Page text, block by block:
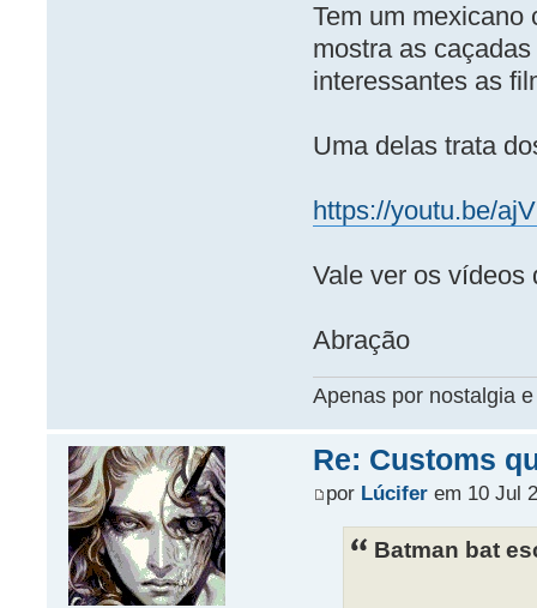
Tem um mexicano
mostra as
interessantes as
Uma delas trata
https://youtu.be/
Vale ver os vídeos
Abração
Apenas por nostalgia
Re: Customs
por Lúciferem 10 Jul
Batman bat